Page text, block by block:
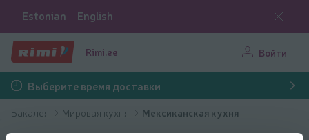
Estonian English
Rimi.ee Войти
Выберите время доставки
Бакалея Мировая кухня Мексиканская кухня